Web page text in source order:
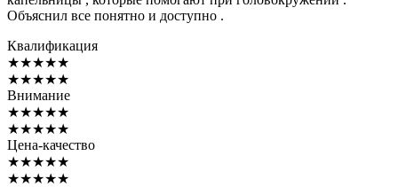
Объяснил все понятно и доступно .
Квалификация
★★★★★
★★★★★
Внимание
★★★★★
★★★★★
Цена-качество
★★★★★
★★★★★